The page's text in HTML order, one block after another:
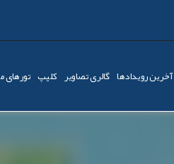
آخرین رویدادها گالری تصاویر کليپ تورهای